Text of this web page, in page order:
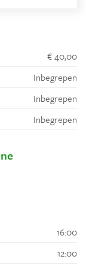
€ 40,00
Inbegrepen
Inbegrepen
Inbegrepen
16:00
12:00